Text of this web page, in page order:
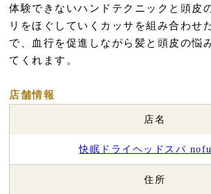
体験できないハンドテクニックと頭皮
リをほぐしていくカッサを組み合わせ
で、血行を促進しながら髪と頭皮の悩
てくれます。
店舗情報
店名
快眠ドライヘッドスパ
住所